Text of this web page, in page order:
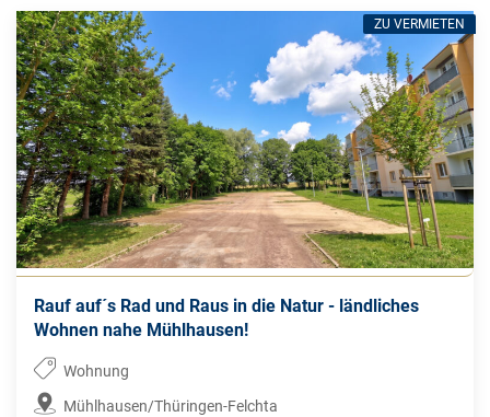
Rauf auf´s Rad und Raus in die Natur - ländliches
Wohnen nahe Mühlhausen!
Wohnung
Mühlhausen/Thüringen-Felchta
ZU VERMIETEN